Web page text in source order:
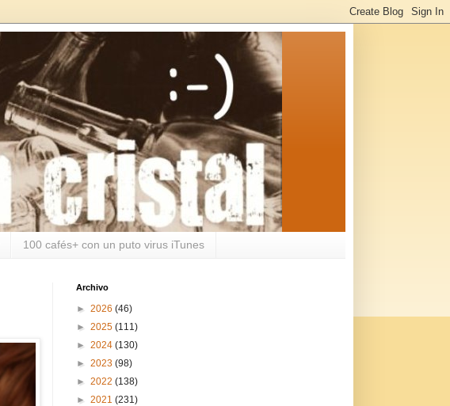
100 cafés+ con un puto virus iTunes
Archivo
► 2026 (46)
► 2025 (111)
► 2024 (130)
► 2023 (98)
► 2022 (138)
► 2021 (231)